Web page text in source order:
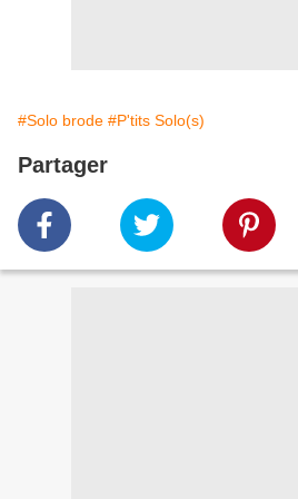
#Solo brode #P'tits Solo(s)
Partager